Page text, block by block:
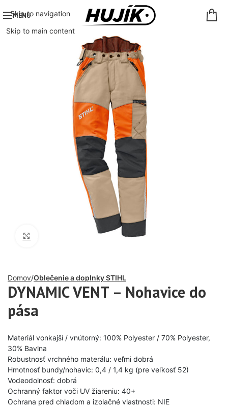
Skip to navigation
Skip to main content
MENU
Domov Oblečenie a doplnky STIHL
DYNAMIC VENT – Nohavice do
pása
Materiál vonkajší / vnútorný: 100% Polyester / 70% Polyester,
30% Bavlna
Robustnosť vrchného materálu: veľmi dobrá
Hmotnosť bundy/nohavíc: 0,4 / 1,4 kg (pre veľkosť 52)
Vodeodolnosť: dobrá
Ochranný faktor voči UV žiareniu: 40+
Ochrana pred chladom a izolačné vlastnosti: NIE